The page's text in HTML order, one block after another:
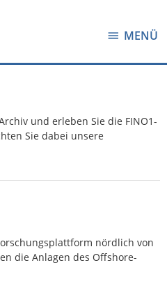
MENÜ
und erleben Sie die FINO1-
Sie dabei unsere
nördlich von
die Anlagen des Offshore-